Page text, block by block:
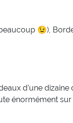
😉),
d’une
énormément